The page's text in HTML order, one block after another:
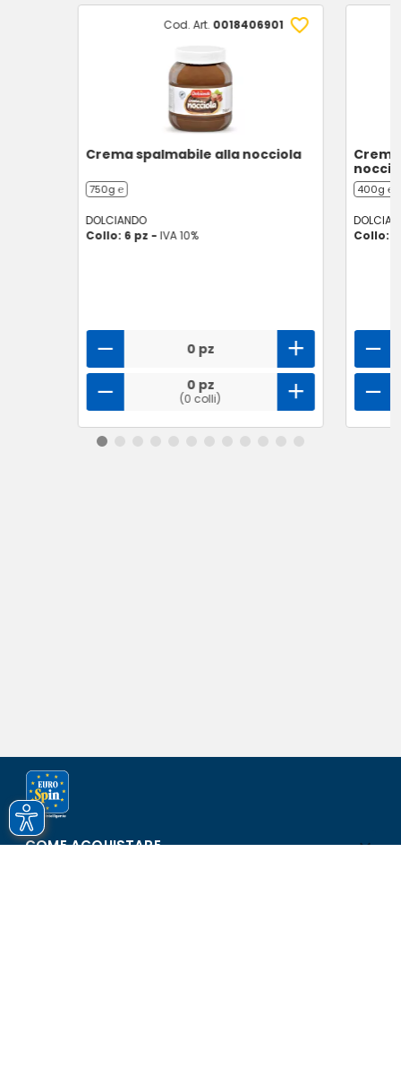
Cod. Art. 0018406901
Crema spalmabile alla nocciola
750g ℮
DOLCIANDO
Collo: 6 pz - IVA 10%
0 pz
0 pz
(0 colli)
400g ℮
Collo:
COME ACQUISTARE